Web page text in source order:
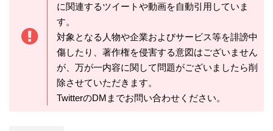
に関連するツイートや動画を自動引用していま
す。
対象となる人物や企業およびサービス等を誹謗中
傷したり、著作権を侵害する意図はございません
が、万が一内容に関して問題がございましたら削
除させていただきます。
TwitterのDMまでお問い合わせください。